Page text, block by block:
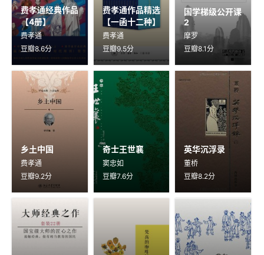
费孝通经典作品
【4册】
费孝通
豆瓣8.6分
费孝通作品精选
【一函十二种】
费孝通
豆瓣9.5分
国学梯级公开课
2
摩罗
豆瓣8.1分
乡土中国
费孝通
豆瓣9.2分
奇士王世襄
窦忠如
豆瓣7.6分
英华沉浮录
董桥
豆瓣8.2分